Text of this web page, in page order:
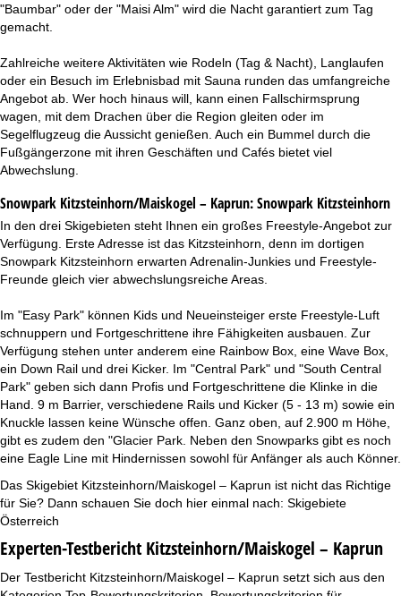
"Baumbar" oder der "Maisi Alm" wird die Nacht garantiert zum Tag
gemacht.
Zahlreiche weitere Aktivitäten wie Rodeln (Tag & Nacht), Langlaufen
oder ein Besuch im Erlebnisbad mit Sauna runden das umfangreiche
Angebot ab. Wer hoch hinaus will, kann einen Fallschirmsprung
wagen, mit dem Drachen über die Region gleiten oder im
Segelflugzeug die Aussicht genießen. Auch ein Bummel durch die
Fußgängerzone mit ihren Geschäften und Cafés bietet viel
Abwechslung.
Snowpark Kitzsteinhorn/Maiskogel – Kaprun:Snowpark Kitzsteinhorn
In den drei Skigebieten steht Ihnen ein großes Freestyle-Angebot zur
Verfügung. Erste Adresse ist das Kitzsteinhorn, denn im dortigen
Snowpark Kitzsteinhorn erwarten Adrenalin-Junkies und Freestyle-
Freunde gleich vier abwechslungsreiche Areas.
Im "Easy Park" können Kids und Neueinsteiger erste Freestyle-Luft
schnuppern und Fortgeschrittene ihre Fähigkeiten ausbauen. Zur
Verfügung stehen unter anderem eine Rainbow Box, eine Wave Box,
ein Down Rail und drei Kicker. Im "Central Park" und "South Central
Park" geben sich dann Profis und Fortgeschrittene die Klinke in die
Hand. 9 m Barrier, verschiedene Rails und Kicker (5 - 13 m) sowie ein
Knuckle lassen keine Wünsche offen. Ganz oben, auf 2.900 m Höhe,
gibt es zudem den "Glacier Park. Neben den Snowparks gibt es noch
eine Eagle Line mit Hindernissen sowohl für Anfänger als auch Könner.
Das Skigebiet Kitzsteinhorn/Maiskogel – Kaprun ist nicht das Richtige
für Sie? Dann schauen Sie doch hier einmal nach: Skigebiete
Österreich
Experten-Testbericht Kitzsteinhorn/Maiskogel – Kaprun
Der Testbericht Kitzsteinhorn/Maiskogel – Kaprun setzt sich aus den